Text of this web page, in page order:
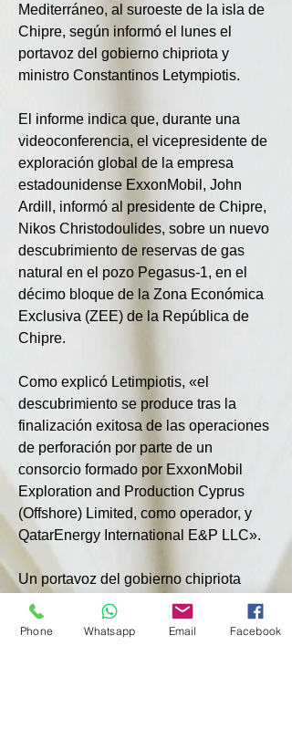
Mediterráneo, al suroeste de la isla de
Chipre, según informó el lunes el
portavoz del gobierno chipriota y
ministro Constantinos Letympiotis.
El informe indica que, durante una
videoconferencia, el vicepresidente de
exploración global de la empresa
estadounidense ExxonMobil, John
Ardill, informó al presidente de Chipre,
Nikos Christodoulides, sobre un nuevo
descubrimiento de reservas de gas
natural en el pozo Pegasus-1, en el
décimo bloque de la Zona Económica
Exclusiva (ZEE) de la República de
Chipre.
Como explicó Letimpiotis, «el
descubrimiento se produce tras la
finalización exitosa de las operaciones
de perforación por parte de un
consorcio formado por ExxonMobil
Exploration and Production Cyprus
(Offshore) Limited, como operador, y
QatarEnergy International E&P LLC».
Un portavoz del gobierno chipriota
declaró que «el pozo Pegasus-1,
ubicado aproximadamente a 190 km al
Phone Whatsapp Email Facebook